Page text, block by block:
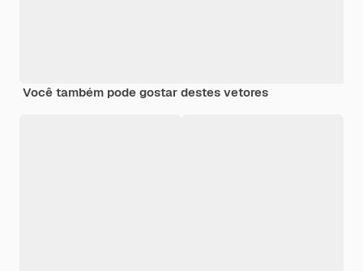
Você também pode gostar destes vetores